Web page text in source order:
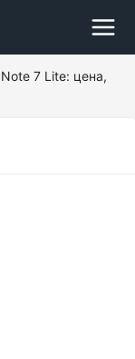
7 Lite: цена,